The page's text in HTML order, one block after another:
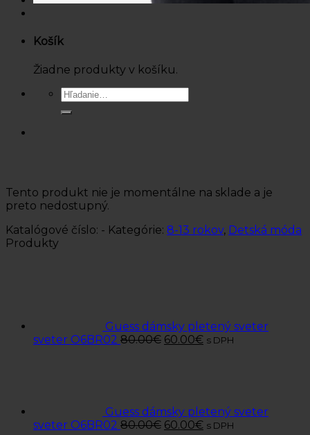
Košík
Žiadne produkty v košíku.
Hľadať:
Tento produkt nie je momentálne na sklade a je
preto nedostupný.
Katalógové číslo: - Kategórie: 8-13 rokov, Detská móda
Produkty
Guess dámsky pletený sveter
sveter O6BR02 80.00€ 60.00€ s DPH
Guess dámsky pletený sveter
sveter O6BR02 80.00€ 60.00€ s DPH